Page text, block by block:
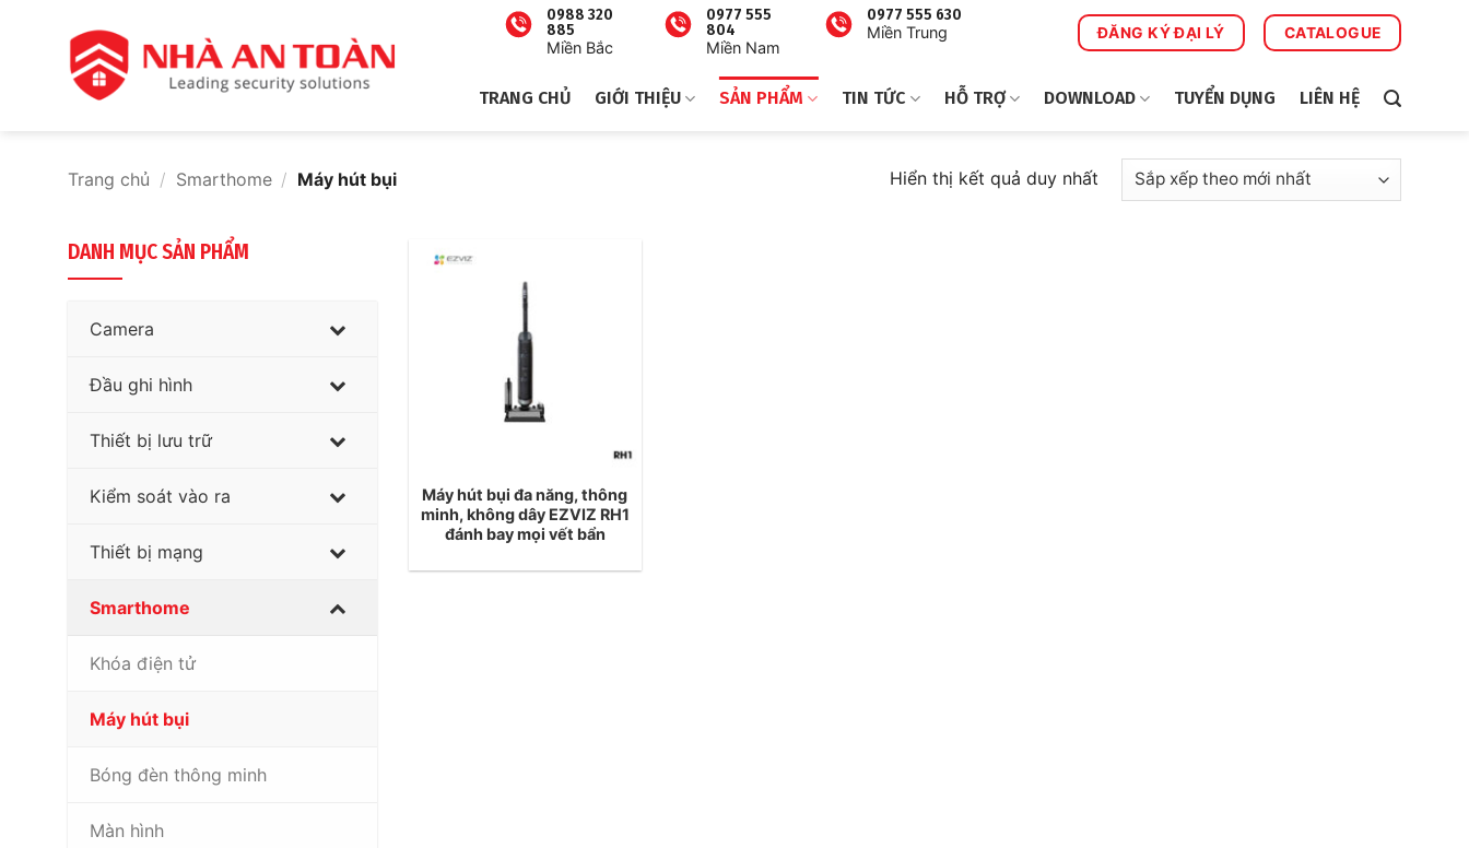
0988 320
885
Miền Bắc
0977 555
804
Miền Nam
0977 555 630
Miền Trung
ĐĂNG KÝ ĐẠI LÝ CATALOGUE
TRANG CHỦ GIỚI THIỆU SẢN PHẨM TIN TỨC HỖ TRỢ DOWNLOAD TUYỂN DỤNG LIÊN HỆ
Trang chủ / Smarthome / Máy hút bụi Hiển thị kết quả duy nhất
DANH MỤC SẢN PHẨM
Camera
Đầu ghi hình
Thiết bị lưu trữ
Kiểm soát vào ra
Thiết bị mạng
Smarthome
Khóa điện tử
Máy hút bụi
Bóng đèn thông minh
Màn hình
Máy hút bụi đa năng, thông
minh, không dây EZVIZ RH1
đánh bay mọi vết bẩn